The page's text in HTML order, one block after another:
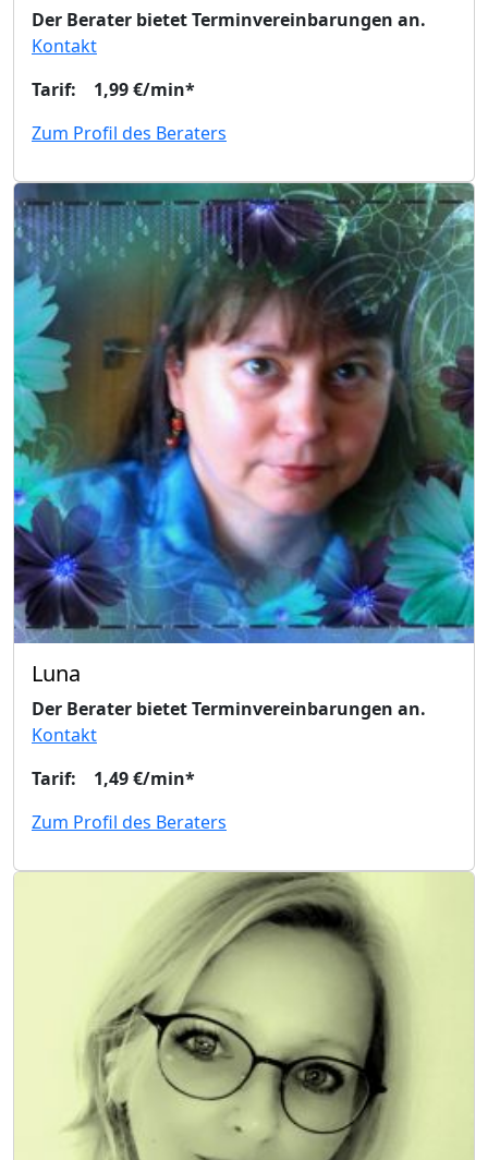
Der Berater bietet Terminvereinbarungen an.
Kontakt
Tarif: 1,99 €/min*
Zum Profil des Beraters
Luna
Der Berater bietet Terminvereinbarungen an.
Kontakt
Tarif: 1,49 €/min*
Zum Profil des Beraters